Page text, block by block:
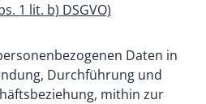
1 lit. b) DSGVO)
Daten in
Durchführung und
mithin zur